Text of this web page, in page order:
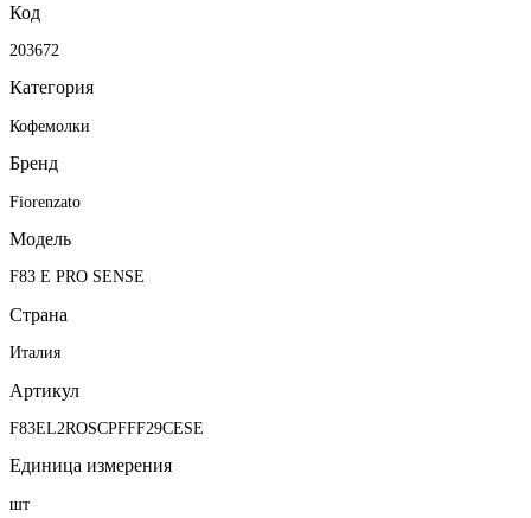
Код
203672
Категория
Кофемолки
Бренд
Fiorenzato
Модель
F83 E PRO SENSE
Страна
Италия
Артикул
F83EL2ROSCPFFF29CESE
Единица измерения
шт